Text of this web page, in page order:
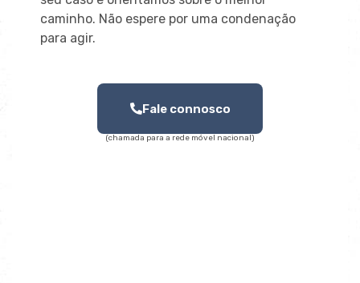
caminho. Não espere por uma condenação
para agir.
Fale connosco
(chamada para a rede móvel nacional)